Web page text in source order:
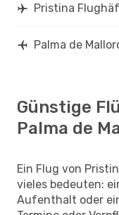
Pristina
Palma de
Günstige
Palma de
Ein Flug von
vieles bedeuten:
Aufenthalt oder